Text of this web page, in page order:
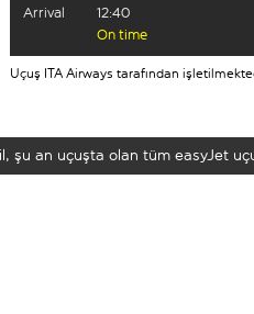
Arrival
12:40
On time
Uçuş ITA Airways tarafından
şu an uçuşta olan tüm easyJet